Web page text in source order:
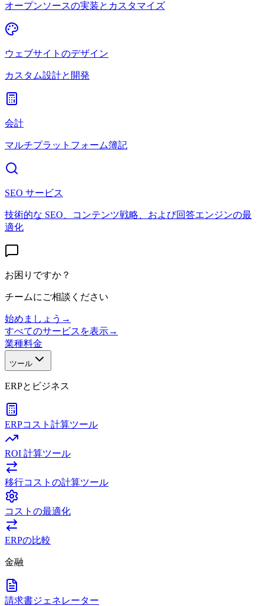
オープンソースの実装とカスタマイズ
ウェブサイトのデザイン
カスタム設計と開発
会計
マルチプラットフォーム簿記
SEO サービス
技術的な SEO、コンテンツ戦略、および回答エンジンの最
適化
お困りですか？
チームにご相談ください
始めましょう →
すべてのサービスを表示→
業種料金
ツール
ERPとビジネス
ERPコスト計算ツール
ROI 計算ツール
移行コストの計算ツール
コストの最適化
ERPの比較
金融
請求書ジェネレーター